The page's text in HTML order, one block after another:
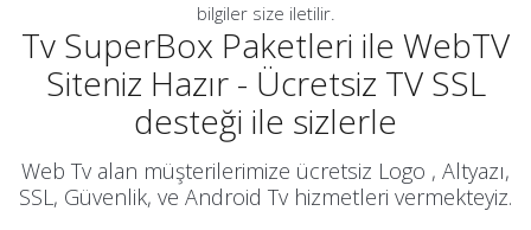
bilgiler size iletilir.
Tv SuperBox Paketleri ile WebTV
Siteniz Hazır - Ücretsiz TV SSL
desteği ile sizlerle
Web Tv alan müşterilerimize ücretsiz Logo , Altyazı,
SSL, Güvenlik, ve Android Tv hizmetleri vermekteyiz.